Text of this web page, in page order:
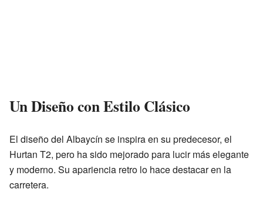
Un Diseño con Estilo Clásico
El diseño del Albaycín se inspira en su predecesor, el
Hurtan T2, pero ha sido mejorado para lucir más elegante
y moderno. Su apariencia retro lo hace destacar en la
carretera.